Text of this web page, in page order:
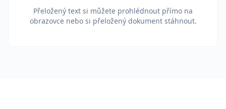
Přeložený text si můžete prohlédnout přímo na
obrazovce nebo si přeložený dokument stáhnout.